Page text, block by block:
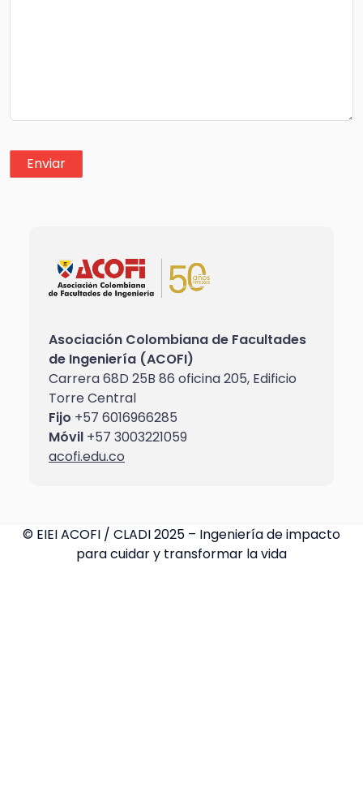
Asociación Colombiana de Facultades
de Ingeniería (ACOFI)
Carrera 68D 25B 86 oficina 205, Edificio
Torre Central
Fijo +57 6016966285
Móvil +57 3003221059
acofi.edu.co
© EIEI ACOFI / CLADI 2025 – Ingeniería de impacto
para cuidar y transformar la vida